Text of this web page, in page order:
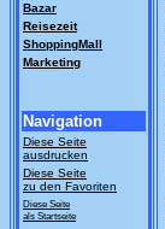
Bazar
Reisezeit
ShoppingMall
Marketing
Navigation
Diese Seite
ausdrucken
Diese Seite
zu den Favoriten
Diese Seite
als Startseite